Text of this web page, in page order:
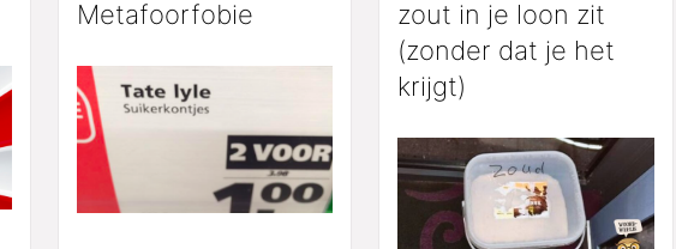
Metafoorfobie
zout in je loon zit
(zonder dat je het
krijgt)